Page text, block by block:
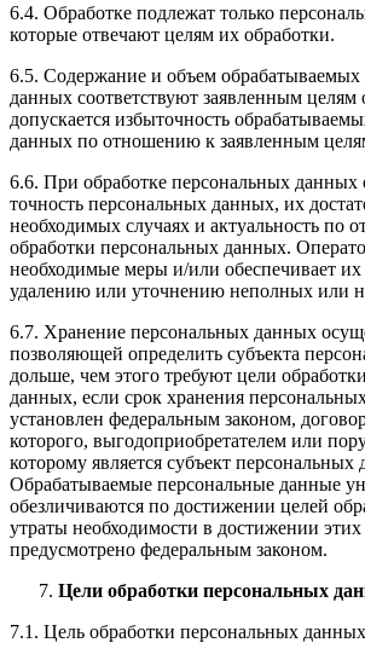
6.4. Обработке подлежат только
которые отвечают целям их обработки.
6.5. Содержание и объем обрабатываемых
данных соответствуют заявленным целям
допускается избыточность
данных по отношению к заявленным
6.6. При обработке персональных данных
точность персональных данных, их
необходимых случаях и актуальность по
обработки персональных данных.
необходимые меры и/или обеспечивает
удалению или уточнению неполных или
6.7. Хранение персональных данных
позволяющей определить субъекта
дольше, чем этого требуют цели
данных, если срок хранения
установлен федеральным законом,
которого, выгодоприобретателем или
которому является субъект персональных
Обрабатываемые персональные данные
обезличиваются по достижении целей
утраты необходимости в достижении
предусмотрено федеральным законом.
Цели обработки персональных
7.1. Цель обработки персональных